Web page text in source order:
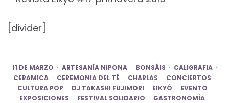
[divider]
11 DE MARZO ARTESANÍA NIPONA BONSÁIS
CALIGRAFIA
CERAMICA
CEREMONIA DEL TÉ CHARLAS
CONCIERTOS
CULTURA POP
DJ TAKASHI FUJIMORI EIKYÔ
EVENTO
EXPOSICIONES
FESTIVAL SOLIDARIO
GASTRONOMÍA